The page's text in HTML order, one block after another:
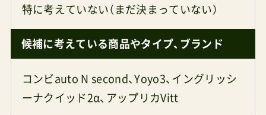
特に考えていない（まだ決まっていない）
候補に考えている商品やタイプ、ブランド
コンビauto N second、Yoyo3、イングリッシ
ーナクイッド2α、アップリカVitt